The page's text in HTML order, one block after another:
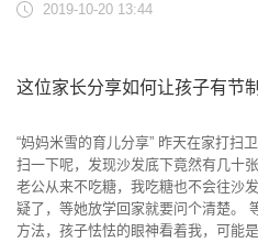
2019-10-20 13:44
“妈妈米雪的育儿分享” 昨天在家打扫
扫一下呢，发现沙发底下竟然有几十
老公从来不吃糖，我吃糖也不会往沙
疑了，等她放学回家就要问个清楚。
方法，孩子怯怯的眼神看着我，可能